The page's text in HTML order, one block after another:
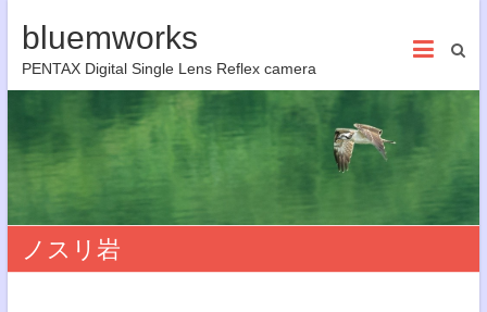
bluemworks
PENTAX Digital Single Lens Reflex camera
ノスリ岩